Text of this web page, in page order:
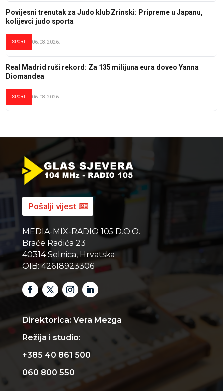
Povijesni trenutak za Judo klub Zrinski: Pripreme u Japanu,
kolijevci judo sporta
SPORT 06.08.2026.
Real Madrid ruši rekord: Za 135 milijuna eura doveo Yanna
Diomandea
SPORT 06.08.2026.
Pošalji vijest
MEDIA-MIX-RADIO 105 D.O.O.
Braće Radića 23
40314 Selnica, Hrvatska
OIB: 42618923306
Direktorica: Vera Mezga
Režija i studio:
+385 40 861 500
060 800 550